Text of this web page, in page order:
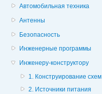
Автомобильная техника
Антенны
Безопасность
Инженерные программы
Инженеру-конструктору
1. Конструирование схем
2. Источники питания